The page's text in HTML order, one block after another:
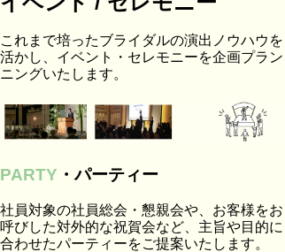
これまで培ったブライダルの演出ノウハウを
活かし、イベント・セレモニーを企画プラン
ニングいたします。
PARTY ・パーティー
社員対象の社員総会・懇親会や、お客様をお
呼びした対外的な祝賀会など、主旨や目的に
合わせたパーティーをご提案いたします。